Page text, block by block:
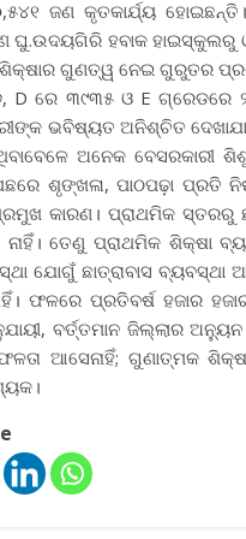
ଜଣ କୃତକାର୍ଯ୍ୟ
ଘୁ.ଉଦୟଗିରି ହବାକ ହାଇସ୍କୁଲରୁ
ଗୁଣତ୍ୱ ନେଇ ଗୁରୁତର
D ରେ ୩୯୩୫ ଓ E ଗ୍ରେଡରେ
ଭବିଷ୍ୟତ ଅନିଶ୍ଚିତ
ଅନେକ ବେସରକାରୀ
ଶୃଙ୍ଖଳା, ପାଠପଢ଼ା ପ୍ରତି
କାରଣ। ପ୍ରାଥମିକ ସ୍ତରରୁ
ତେଣୁ ପ୍ରାଥମିକ ଶିକ୍ଷା
ଯୋଗୁଁ ଛାତ୍ରାବାସ
ଫଳରେ ପ୍ରତିବର୍ଷ ହଜାର
ବର୍ତ୍ତମାନ ଜିଲ୍ଲାର
ଆସେନାହିଁ; ଗୁଣାତ୍ମକ